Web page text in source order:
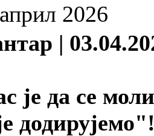
2026
|
је да се